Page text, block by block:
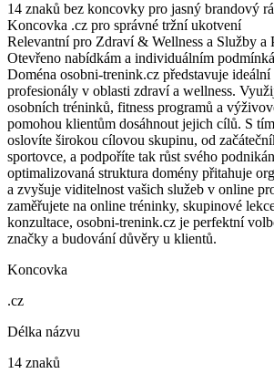
14 znaků bez koncovky pro jasný brandový
Koncovka .cz pro správné tržní ukotvení
Relevantní pro Zdraví & Wellness a Služby a
Otevřeno nabídkám a individuálním
Doména osobni-trenink.cz představuje
profesionály v oblasti zdraví a wellness.
osobních tréninků, fitness programů a
pomohou klientům dosáhnout jejich cílů. S
oslovíte širokou cílovou skupinu, od
sportovce, a podpoříte tak růst svého
optimalizovaná struktura domény přitahuje
a zvyšuje viditelnost vašich služeb v online
zaměřujete na online tréninky, skupinové
konzultace, osobni-trenink.cz je perfektní
značky a budování důvěry u klientů.
Koncovka
.cz
Délka názvu
14 znaků